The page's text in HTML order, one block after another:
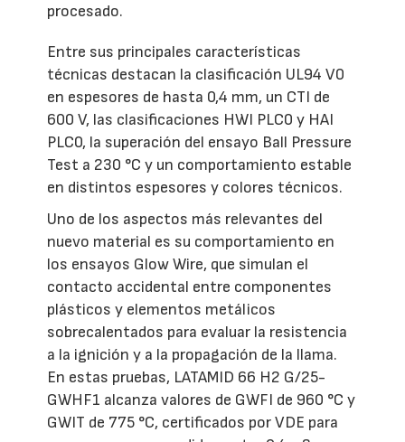
procesado.
Entre sus principales características
técnicas destacan la clasificación UL94 V0
en espesores de hasta 0,4 mm, un CTI de
600 V, las clasificaciones HWI PLC0 y HAI
PLC0, la superación del ensayo Ball Pressure
Test a 230 °C y un comportamiento estable
en distintos espesores y colores técnicos.
Uno de los aspectos más relevantes del
nuevo material es su comportamiento en
los ensayos Glow Wire, que simulan el
contacto accidental entre componentes
plásticos y elementos metálicos
sobrecalentados para evaluar la resistencia
a la ignición y a la propagación de la llama.
En estas pruebas, LATAMID 66 H2 G/25-
GWHF1 alcanza valores de GWFI de 960 °C y
GWIT de 775 °C, certificados por VDE para